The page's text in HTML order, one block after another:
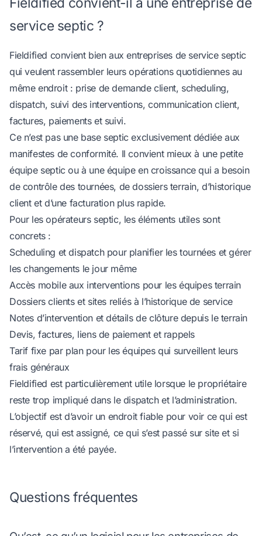
service septic ?
Fieldified convient bien aux entreprises de service septic
qui veulent rassembler leurs opérations quotidiennes au
même endroit : prise de demande client, scheduling,
dispatch, suivi des interventions, communication client,
factures, paiements et suivi.
Ce n’est pas une base septic exclusivement dédiée aux
manifestes de conformité. Il convient mieux à une petite
équipe septic ou à une équipe en croissance qui a besoin
de contrôle des tournées, de dossiers terrain, d’historique
client et d’une facturation plus rapide.
Pour les opérateurs septic, les éléments utiles sont
concrets :
Scheduling et dispatch pour planifier les tournées et gérer
les changements le jour même
Accès mobile aux interventions pour les équipes terrain
Dossiers clients et sites reliés à l’historique de service
Notes d’intervention et détails de clôture depuis le terrain
Devis, factures, liens de paiement et rappels
Tarif fixe par plan pour les équipes qui surveillent leurs
frais généraux
Fieldified est particulièrement utile lorsque le propriétaire
reste trop impliqué dans le dispatch et l’administration.
L’objectif est d’avoir un endroit fiable pour voir ce qui est
réservé, qui est assigné, ce qui s’est passé sur site et si
l’intervention a été payée.
Questions fréquentes